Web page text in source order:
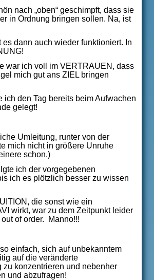
nach „oben“ geschimpft, dass sie
in Ordnung bringen sollen. Na, ist
es dann auch wieder funktioniert. In
war ich voll im VERTRAUEN, dass
mich gut ans ZIEL bringen
ich den Tag bereits beim Aufwachen
gelegt!
Umleitung, runter von der
mich nicht in größere Unruhe
schon.)
ich der vorgegebenen
ich es plötzlich besser zu wissen
die sonst wie ein
wirkt, war zu dem Zeitpunkt leider
of order.
Manno!!!
einfach, sich auf unbekanntem
auf die veränderte
zu konzentrieren und nebenher
und abzufragen!